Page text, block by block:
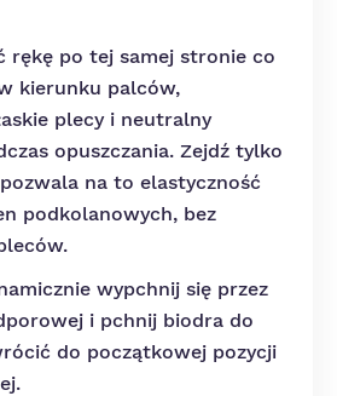
rękę po tej samej stronie co
kierunku palców,
plecy i neutralny
opuszczania. Zejdź tylko
na to elastyczność
podkolanowych, bez
wypchnij się przez
i pchnij biodra do
do początkowej pozycji